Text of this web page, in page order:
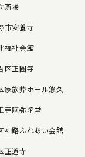
斎場
市安養寺
福祉会館
区正圓寺
家族葬ホール悠久
寺阿弥陀堂
神路ふれあい会館
正道寺